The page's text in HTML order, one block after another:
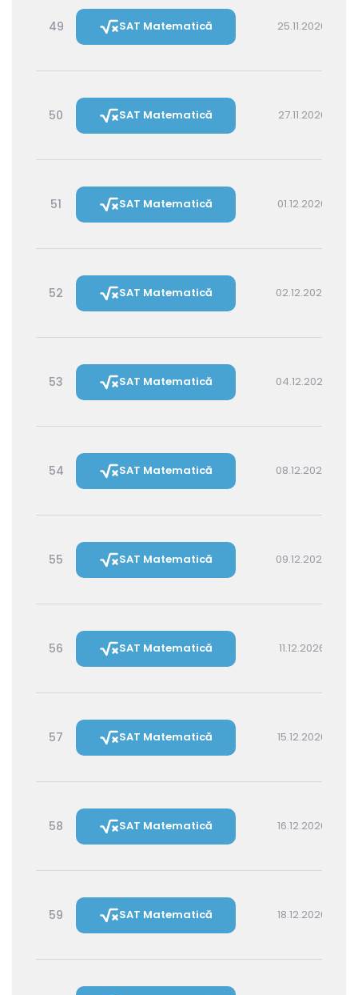
49 SAT Matematică 25.11.2026 14:30
50 SAT Matematică 27.11.2026 16:00
51 SAT Matematică 01.12.2026 16:00
52 SAT Matematică 02.12.2026 14:30
53 SAT Matematică 04.12.2026 16:00
54 SAT Matematică 08.12.2026 16:00
55 SAT Matematică 09.12.2026 14:30
56 SAT Matematică 11.12.2026 16:00
57 SAT Matematică 15.12.2026 16:00
58 SAT Matematică 16.12.2026 14:30
59 SAT Matematică 18.12.2026 16:00